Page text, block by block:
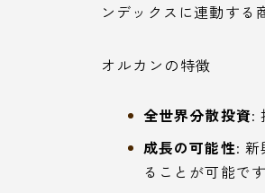
ンデックスに連動する
オルカンの特徴
全世界分散投資:
成長の可能性:
ることが可能です